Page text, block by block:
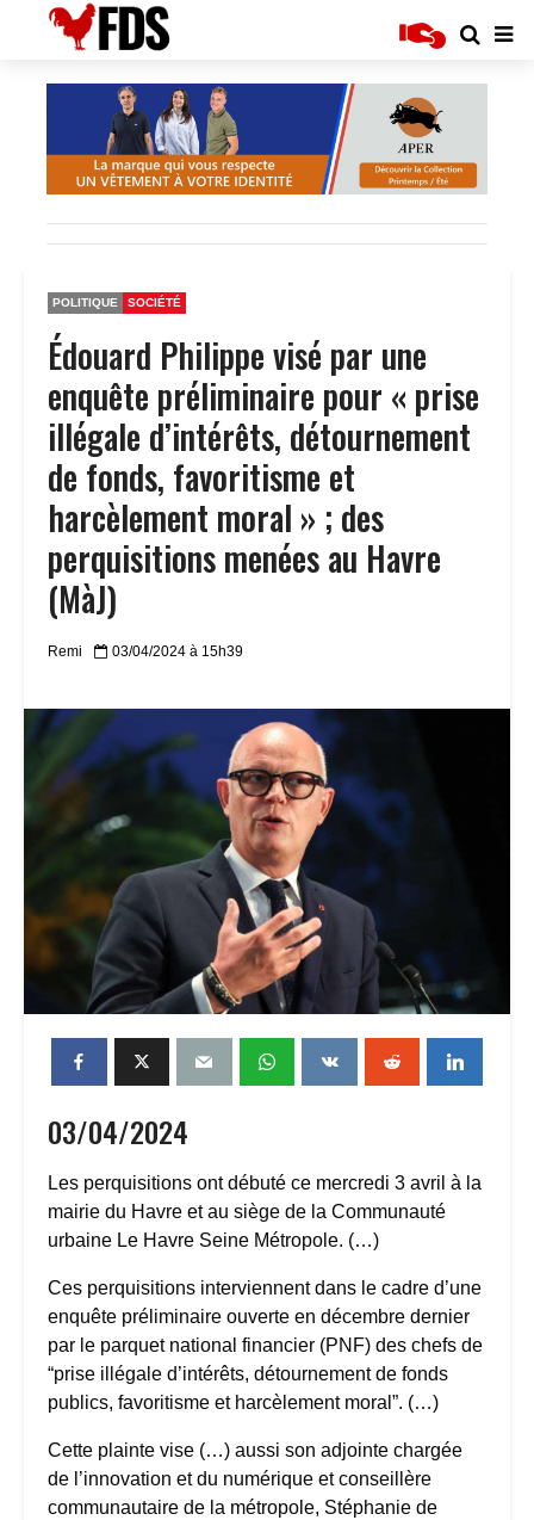
POLITIQUE SOCIÉTÉ
Édouard Philippe visé par une
enquête préliminaire pour « prise
illégale d’intérêts, détournement
de fonds, favoritisme et
harcèlement moral » ; des
perquisitions menées au Havre
(MàJ)
Remi 03/04/2024 à 15h39
03/04/2024
Les perquisitions ont débuté ce mercredi 3 avril à la
mairie du Havre et au siège de la Communauté
urbaine Le Havre Seine Métropole. (…)
Ces perquisitions interviennent dans le cadre d’une
enquête préliminaire ouverte en décembre dernier
par le parquet national financier (PNF) des chefs de
“prise illégale d’intérêts, détournement de fonds
publics, favoritisme et harcèlement moral”. (…)
Cette plainte vise (…) aussi son adjointe chargée
de l’innovation et du numérique et conseillère
communautaire de la métropole, Stéphanie de